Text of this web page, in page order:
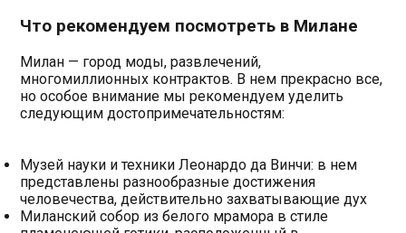
Что рекомендуем посмотреть в Милане
Милан — город моды, развлечений,
многомиллионных контрактов. В нем прекрасно все,
но особое внимание мы рекомендуем уделить
следующим достопримечательностям:
Музей науки и техники Леонардо да Винчи: в нем
представлены разнообразные достижения
человечества, действительно захватывающие дух
Миланский собор из белого мрамора в стиле